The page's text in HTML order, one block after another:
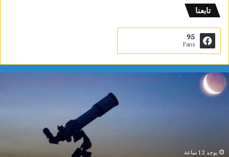
تابعنا
95
Fans
تتوج
بذهبية
البطولة
العربية
للشطرنج
تحتيوجد 12 ساعة